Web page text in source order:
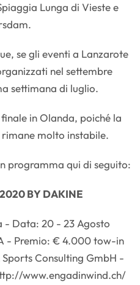
Lunga di Vieste e
se gli eventi a Lanzarote
nel settembre
settimana di luglio.
in Olanda, poiché la
molto instabile.
programma qui di seguito:
BY DAKINE
- Data: 20 - 23 Agosto
- Premio: € 4.000 tow-in
Consulting GmbH -
www.engadinwind.ch/